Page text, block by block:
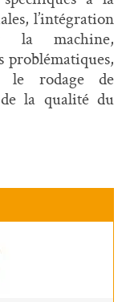
l’intégration
la machine,
problématiques,
le rodage de
la qualité du